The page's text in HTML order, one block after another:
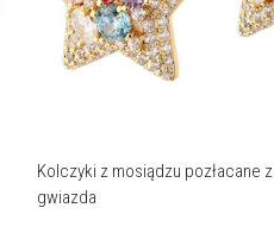
Kolczyki z mosiądzu pozłacane
gwiazda